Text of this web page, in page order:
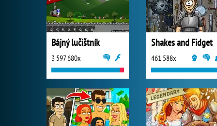
Bájný lučištník
3 597 680x
Shakes and Fidget
461 588x